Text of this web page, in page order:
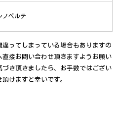
ノベルテ
ってしまっている場合もありますの
接お問い合わせ頂きますようお願い
き頂きましたら、お手数ではござい
けますと幸いです。